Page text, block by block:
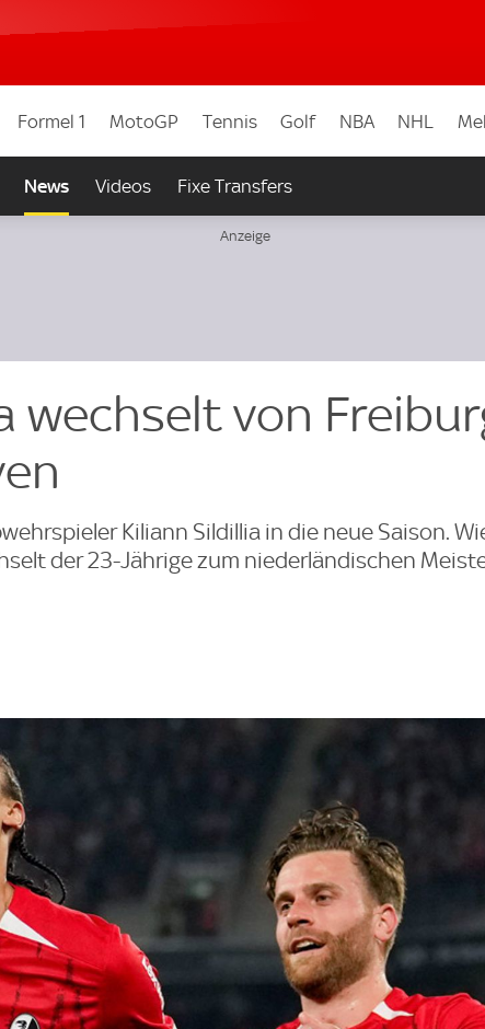
Formel 1 MotoGP Tennis Golf NBA NHL
News Videos Fixe Transfers
wechselt von
Kiliann Sildillia in die neue Saison.
der 23-Jährige zum niederländischen